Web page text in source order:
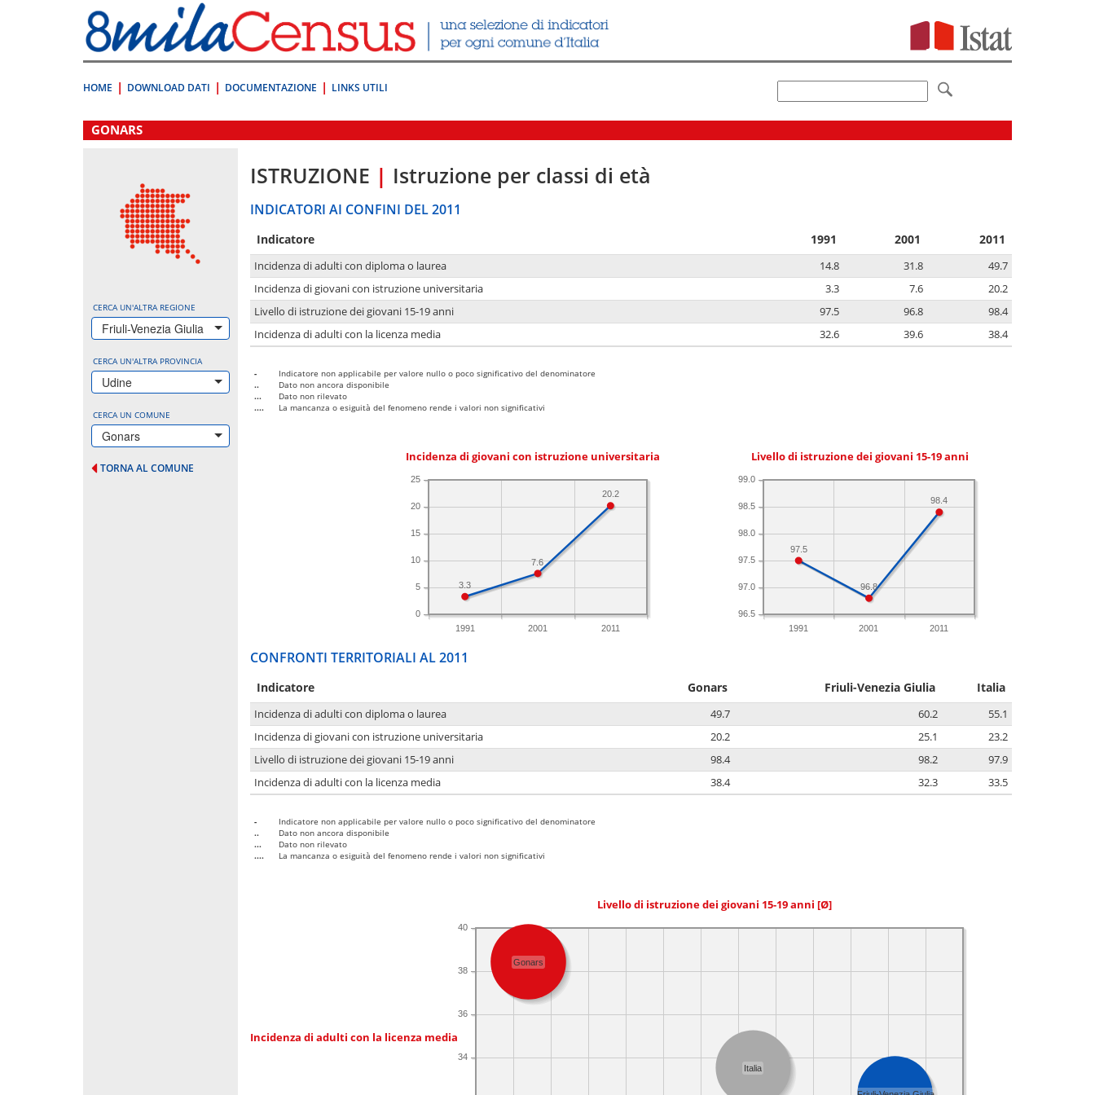
direttamente
a:
Contenuto
HOME DOWNLOAD DATI DOCUMENTAZIONE LINKS UTILI
.
GONARS
CERCA UN'ALTRA REGIONE
Friuli-Venezia Giulia
CERCA UN'ALTRA PROVINCIA
Udine
CERCA UN COMUNE
Gonars
TORNA AL COMUNE
ISTRUZIONE | Istruzione per classi di età
INDICATORI AI CONFINI DEL 2011
Indicatore 1991 2001 2011
Incidenza di adulti con diploma o laurea 14.8 31.8
49.7
Incidenza di giovani con istruzione universitaria
3.3 7.6
20.2
Livello di istruzione dei giovani 15-19 anni
97.5 96.8
98.4
Incidenza di adulti con la licenza media
32.6 39.6 38.4
-
Indicatore non applicabile per valore nullo o poco significativo del denominatore
..
Dato non ancora disponibile
...
Dato non rilevato
....
La mancanza o esiguità del fenomeno rende i valori non significativi
Incidenza di giovani con istruzione universitaria
1991 2001 2011
0
5
10
15
20
25
20.2
7.6
3.3
Livello di istruzione dei giovani 15-19 anni
1991 2001 2011
96.5
97.0
97.5
98.0
98.5
99.0
98.4
96.8
97.5
CONFRONTI TERRITORIALI AL 2011
Indicatore Gonars Friuli-Venezia Giulia Italia
Incidenza di adulti con diploma o laurea 49.7 60.2
55.1
Incidenza di giovani con istruzione universitaria
20.2 25.1
23.2
Livello di istruzione dei giovani 15-19 anni
98.4 98.2
97.9
Incidenza di adulti con la licenza media
38.4 32.3 33.5
-
Indicatore non applicabile per valore nullo o poco significativo del denominatore
..
Dato non ancora disponibile
...
Dato non rilevato
....
La mancanza o esiguità del fenomeno rende i valori non significativi
Livello di istruzione dei giovani 15-19 anni [Ø]
Incidenza di adulti con la licenza media
34
36
38
40
Gonars
Italia